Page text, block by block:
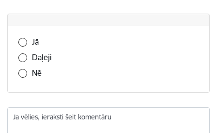
Vai šī informācija bija noderīga?
Jā
Daļēji
Nē
Ja vēlies, ieraksti šeit komentāru